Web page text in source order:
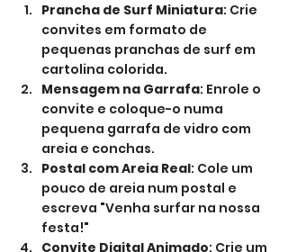
Prancha de Surf Miniatura: Crie
convites em formato de
pequenas pranchas de surf em
cartolina colorida.
Mensagem na Garrafa: Enrole o
convite e coloque-o numa
pequena garrafa de vidro com
areia e conchas.
Postal com Areia Real: Cole um
pouco de areia num postal e
escreva "Venha surfar na nossa
festa!"
Convite Digital Animado: Crie um